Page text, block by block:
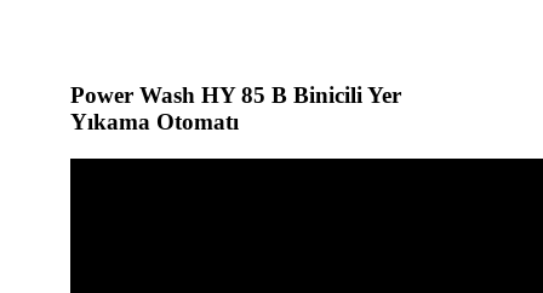
Power Wash HY 85 B Binicili Yer
Yıkama Otomatı